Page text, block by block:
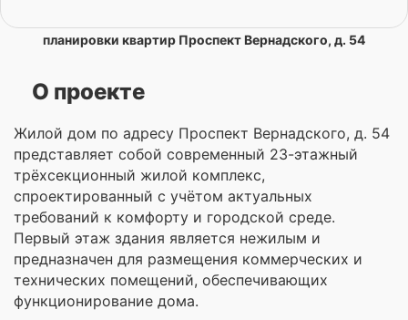
планировки квартир Проспект Вернадского, д. 54
О проекте
Жилой дом по адресу Проспект Вернадского, д. 54
представляет собой современный 23-этажный
трёхсекционный жилой комплекс,
спроектированный с учётом актуальных
требований к комфорту и городской среде.
Первый этаж здания является нежилым и
предназначен для размещения коммерческих и
технических помещений, обеспечивающих
функционирование дома.